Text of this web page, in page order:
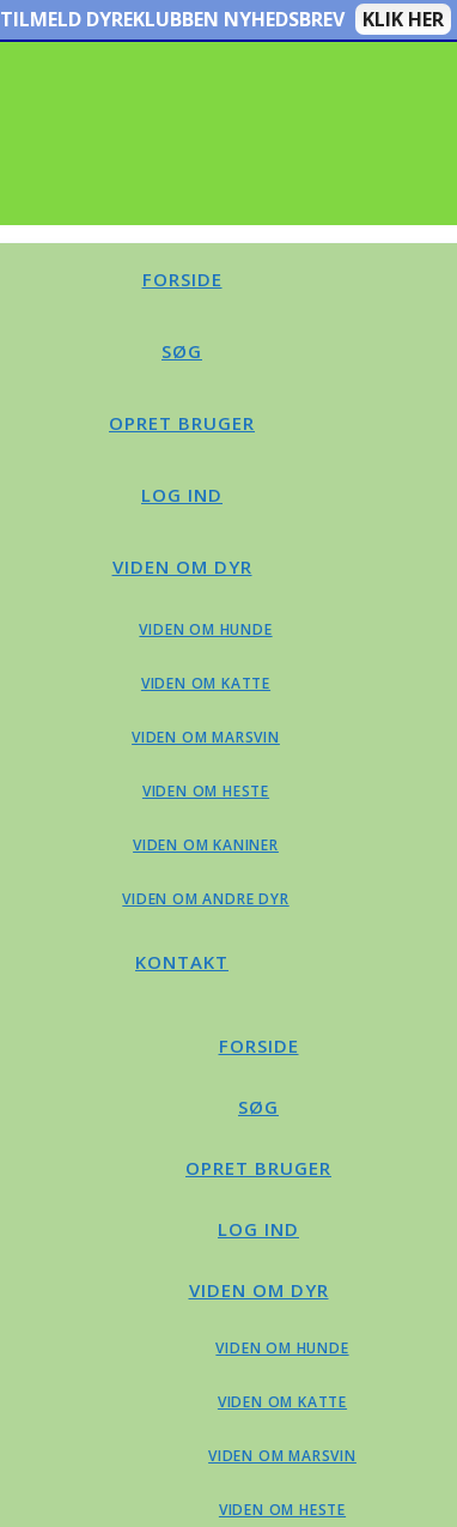
FORSIDE
SØG
OPRET BRUGER
LOG IND
VIDEN OM DYR
VIDEN OM HUNDE
VIDEN OM KATTE
VIDEN OM MARSVIN
VIDEN OM HESTE
VIDEN OM KANINER
VIDEN OM ANDRE DYR
KONTAKT
FORSIDE
SØG
OPRET BRUGER
LOG IND
VIDEN OM DYR
VIDEN OM HUNDE
VIDEN OM KATTE
VIDEN OM MARSVIN
VIDEN OM HESTE
TILMELD DYREKLUBBEN NYHEDSBREV KLIK HER